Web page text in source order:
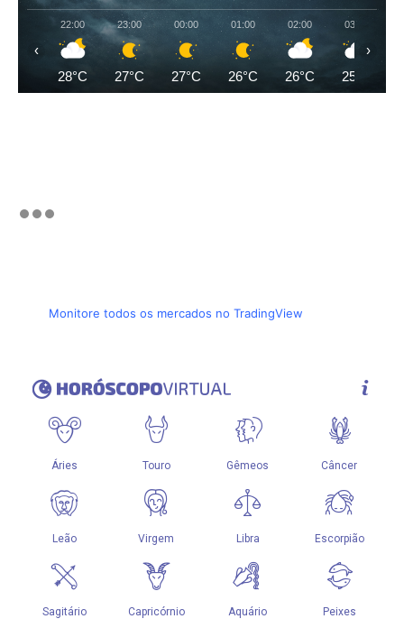
22:00
28°C
23:00
27°C
00:00
27°C
01:00
26°C
02:00
26°C
03:00
25°C
‹ ›
Monitore todos os mercados no TradingView